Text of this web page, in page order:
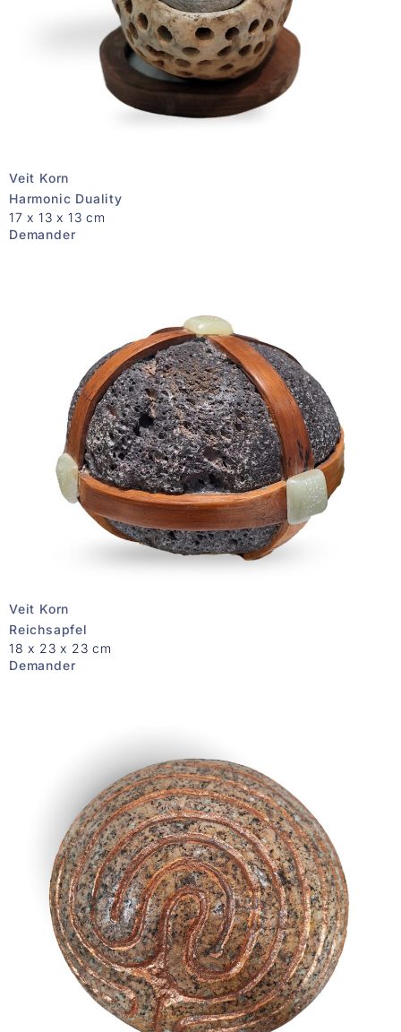
Veit Korn
Harmonic Duality
17 x 13 x 13 cm
Demander
Veit Korn
Reichsapfel
18 x 23 x 23 cm
Demander